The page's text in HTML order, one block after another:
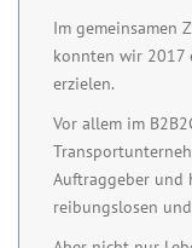
Im gemeinsamen
konnten wir 2017
erzielen.
Vor allem im
Auftraggeber und
reibungslosen